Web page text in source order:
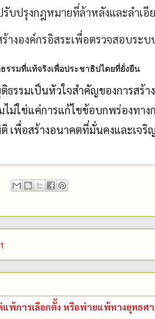
รับปรุงกฎหมายที่ล้าหลังและลำเอี
ร้างองค์กรอิสระเพื่อตรวจสอบระบ
รรมที่แท้จริงเพื่อประชาธิปไตยที่ยั่งยืน
ธรรมเป็นหัวใจสำคัญของการสร้
ไม่ใช่แค่การแก้ไขข้อบกพร่องทา
เพื่อสร้างอนาคตที่มั่นคงและเจริ
พ้การเลือกตั้ง หรือพ่ายแพ้ทางยุทธศ